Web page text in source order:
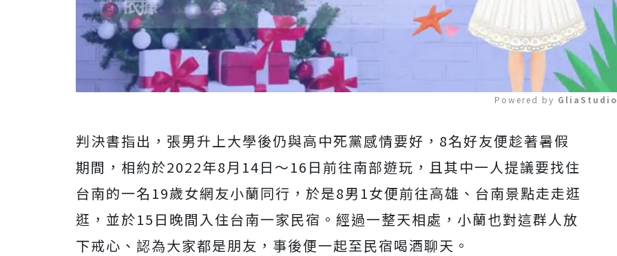
Mute
Powered by
判決書指出，張男升上大學後仍與高中死黨感情要好，8名好友便趁著暑假
期間，相約於2022年8月14日～16日前往南部遊玩，且其中一人提議要找住
台南的一名19歲女網友小蘭同行，於是8男1女便前往高雄、台南景點走走逛
逛，並於15日晚間入住台南一家民宿。經過一整天相處，小蘭也對這群人放
下戒心、認為大家都是朋友，事後便一起至民宿喝酒聊天。